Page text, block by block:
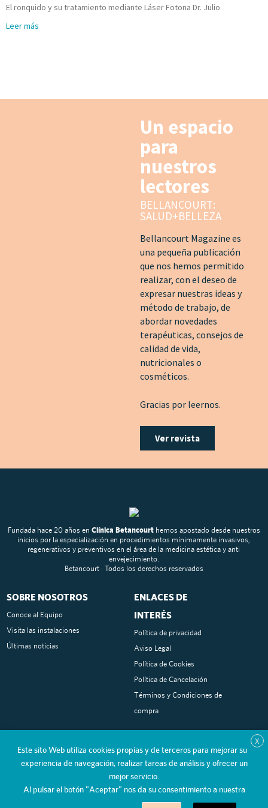
El ronquido y su tratamiento mediante Láser Fotona Dr. Julio
Leer más
Un espacio
para
nuestros
lectores
BELLANCOURT:
SALUD+BELLEZA
Bellancourt Magazine es
una pequeña publicación
que nos hemos permitido
realizar, con el deseo de
expresar nuestras ideas y
método de trabajo, de
abordar novedades
terapéuticas, consejos de
calidad de vida,
nutricionales o
cosméticos.
Gracias por leernos.
Ver revista
Fundada hace 20 años en Clínica Betancourthemos apostado desde nuestros
inicios por la especialización en procedimientos mínimamente invasivos,
regenerativos y preventivos en el área de la medicina estética y anti
envejecimiento.
Betancourt · Todos los derechos reservados
SOBRE NOSOTROS
Conoce al Equipo
Visita las instalaciones
Últimas noticias
ENLACES DE
INTERÉS
Política de privacidad
Aviso Legal
Política de Cookies
Política de Cancelación
Términos y Condiciones de
compra
Youtube
Tel:
660 849 271/91 715
45 54
info@clinicabetancourt.es
Travesía de Carlos III, 2
X
Este sito Web utiliza cookies propias y de terceros para mejorar su
experiencia de navegación, realizar tareas de análisis y ofrecer un
mejor servicio.
Al pulsar el botón "Aceptar" nos da su consentimiento a nuestra